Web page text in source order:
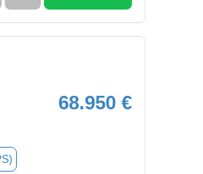
68.950 €